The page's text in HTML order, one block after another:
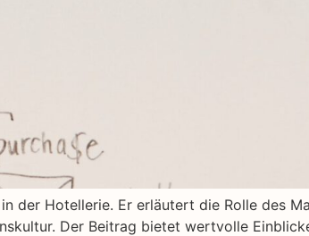
der Hotellerie. Er erläutert die Rolle des
Der Beitrag bietet wertvolle